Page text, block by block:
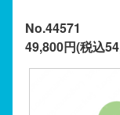
No.44571
49,800円(税込